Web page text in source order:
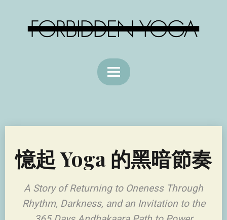
憶起 Yoga 的黑暗節奏
A Story of Returning to Oneness Through
Rhythm, Darkness, and an Invitation to the